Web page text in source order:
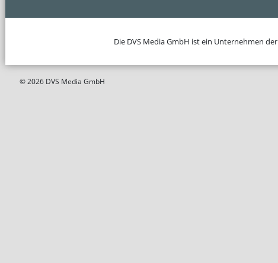
Die DVS Media GmbH ist ein Unternehmen der
© 2026 DVS Media GmbH